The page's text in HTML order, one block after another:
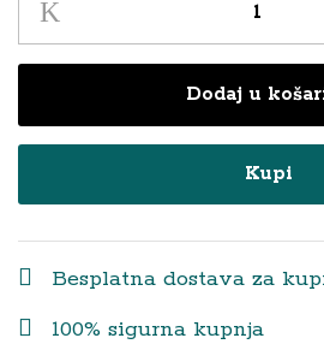
GEPARD
KOM
HOWARD
quantity
Dodaj u
Kupi
Besplatna dostava za
100% sigurna kupnja